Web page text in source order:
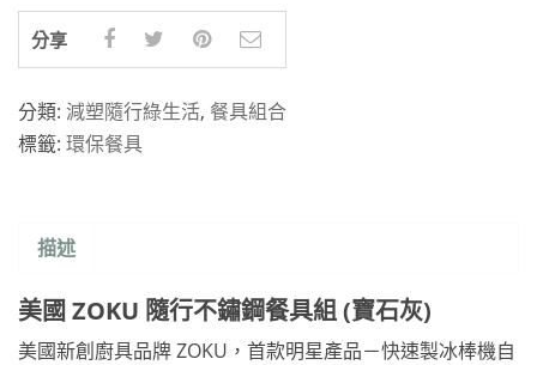
分享
分類: 減塑隨行綠生活, 餐具組合
標籤: 環保餐具
描述
美國 ZOKU 隨行不鏽鋼餐具組 (寶石灰)
美國新創廚具品牌 ZOKU，首款明星產品－快速製冰棒機自